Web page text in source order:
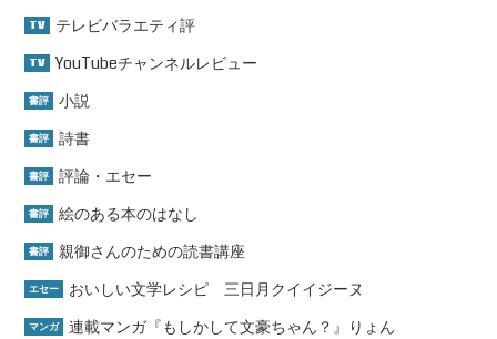
TV テレビバラエティ評
TV YouTubeチャンネルレビュー
書評 小説
書評 詩書
書評 評論・エセー
書評 絵のある本のはなし
書評 親御さんのための読書講座
エセー おいしい文学レシピ 三日月クイイジーヌ
マンガ 連載マンガ『もしかして文豪ちゃん？』りょん